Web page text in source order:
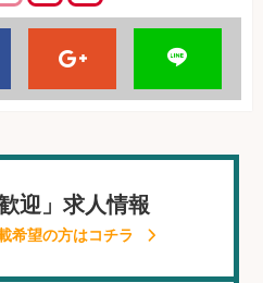
迎」求人情報
希望の方はコチラ